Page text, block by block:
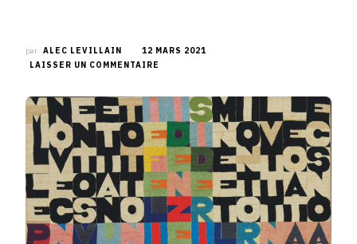
par ALEC LEVILLAIN
12 MARS 2021
LAISSER UN COMMENTAIRE
PEINTURES
PHARES
EN
VENTE
AVEC
PHILLIPS
ET
LEUR
VISUALISATION
VIRTUELLE